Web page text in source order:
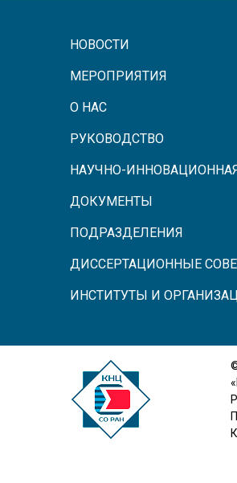
НОВОСТИ
МЕРОПРИЯТИЯ
О НАС
РУКОВОДСТВО
НАУЧНО-
ДОКУМЕНТЫ
ПОДРАЗДЕЛЕНИЯ
ДИССЕРТАЦИОННЫЕ
ИНСТИТУТЫ И